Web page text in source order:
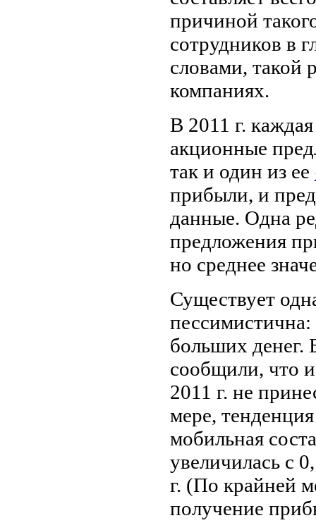
причиной
сотрудников в
словами, такой
компаниях.
В 2011 г. каждая
акционные
так и один из ее
прибыли, и
данные. Одна
предложения
но среднее
Существует
больших денег.
сообщили, что
2011 г. не
мере,
мобильная
увеличилась с
г. (По крайней
получение